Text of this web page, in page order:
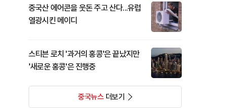
중국산 에어콘을 웃돈 주고 산다...유럽
열광시킨 메이디
스티븐 로치 '과거의 홍콩'은 끝났지만
'새로운 홍콩'은 진행중
중국뉴스더보기